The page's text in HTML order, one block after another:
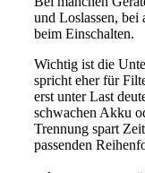
und Loslassen, bei
beim Einschalten.
Wichtig ist die
spricht eher für
erst unter Last
schwachen Akku
Trennung spart
passenden